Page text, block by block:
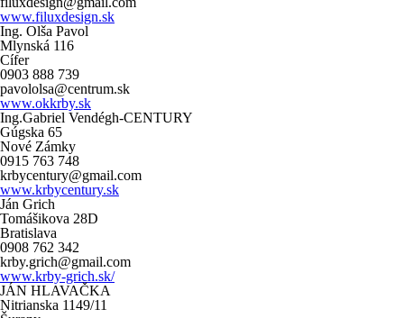
www.filuxdesign.sk
Ing. Olša Pavol
Mlynská 116
Cífer
0903 888 739
pavololsa@centrum.sk
www.okkrby.sk
Ing.Gabriel Vendégh-CENTURY
Gúgska 65
Nové Zámky
0915 763 748
krbycentury@gmail.com
www.krbycentury.sk
Ján Grich
Tomášikova 28D
Bratislava
0908 762 342
krby.grich@gmail.com
www.krby-grich.sk/
JÁN HLAVAČKA
Nitrianska 1149/11